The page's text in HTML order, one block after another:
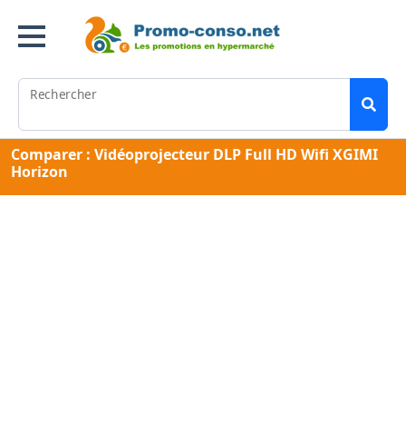
Rechercher
Comparer : Vidéoprojecteur DLP Full HD Wifi XGIMI
Horizon